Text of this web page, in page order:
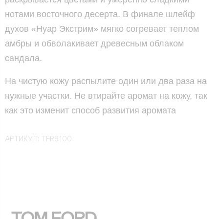
нотами восточного десерта. В финале шлейф
духов «Нуар Экстрим» мягко согревает теплом
амбры и обволакивает древесным облаком
сандала.
На чистую кожу распылите один или два раза на
нужные участки. Не втирайте аромат на кожу, так
как это изменит способ развития аромата
АРТИКУЛ: TFR8100